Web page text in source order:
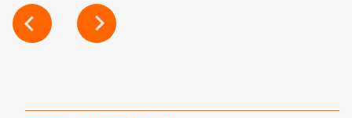
NAVIGATION
DE